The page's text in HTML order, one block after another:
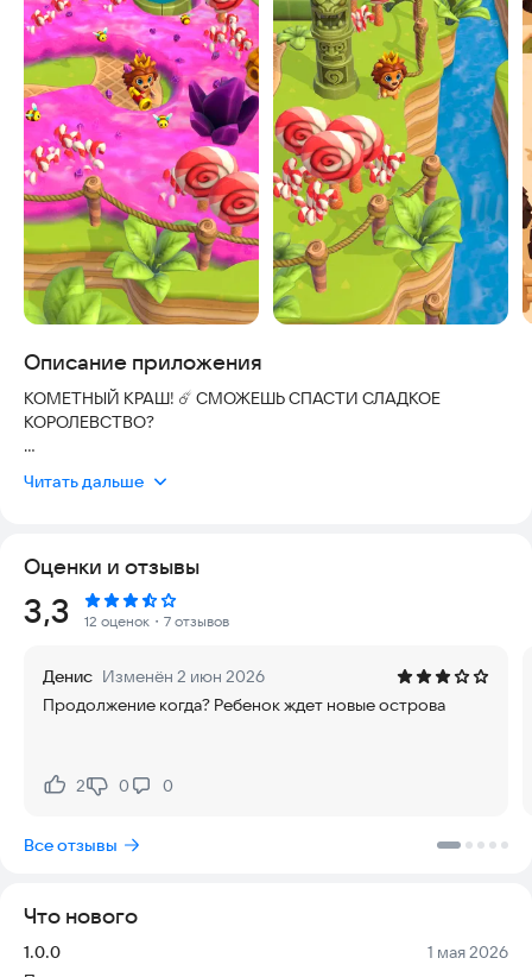
Описание приложения
КОМЕТНЫЙ КРАШ! ☄️ СМОЖЕШЬ СПАСТИ СЛАДКОЕ
КОРОЛЕВСТВО?
залито липким фиолетовым желе! 👾 Экономика в упадке,
вернуть твоему королевству былое величие!
В этой захватывающей Idle-игре ты — Лев, единственный
законный правитель, способный навести порядок в этом
ЧТО ТЕБЯ ЖДЕТ
залипательно и приятно!
⚔️ ДОБЫЧА РЕСУРСОВ: Руби сладкие растения, круши камни
всё, что видишь!
пончики, конфеты и торты!
🐝 ПЧЕЛИНАЯ ЭКОНОМИКА:Корми голодных жителей,
Читать дальше
Оценки и отзывы
Рейтинг:
3,3 12 оценок ・7 отзывов
Денис Изменён 2 июн 2026
Продолжение когда? Ребенок ждет новые острова
Нравится:
2Не нравится:
0 0
Все отзывы
Что нового
Версия:
1.0.0 Дата:
1 мая 2026